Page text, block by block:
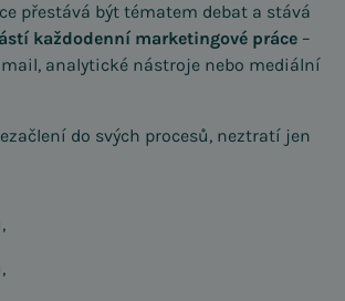
přestává být tématem debat a stává
každodenní marketingové práce –
analytické nástroje nebo mediální
do svých procesů, neztratí jen